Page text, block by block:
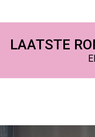
LAATSTE